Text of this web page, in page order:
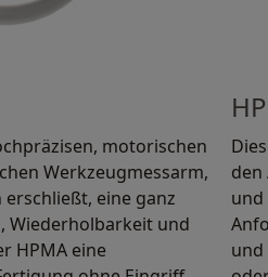
motorischen
Werkzeugmessarm,
eine ganz
Wiederholbarkeit und
HPMA eine
den
und